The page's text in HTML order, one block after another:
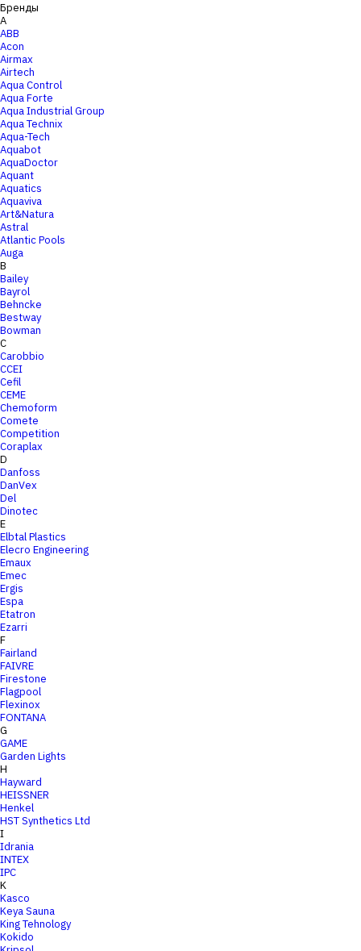
Бренды
A
ABB
Acon
Airmax
Airtech
Aqua Control
Aqua Forte
Aqua Industrial Group
Aqua Technix
Aqua-Tech
Aquabot
AquaDoctor
Aquant
Aquatics
Aquaviva
Art&Natura
Astral
Atlantic Pools
Auga
B
Bailey
Bayrol
Behncke
Bestway
Bowman
C
Carobbio
CCEI
Cefil
CEME
Chemoform
Comete
Competition
Coraplax
D
Danfoss
DanVex
Del
Dinotec
E
Elbtal Plastics
Elecro Engineering
Emaux
Emec
Ergis
Espa
Etatron
Ezarri
F
Fairland
FAIVRE
Firestone
Flagpool
Flexinox
FONTANA
G
GAME
Garden Lights
H
Hayward
HEISSNER
Henkel
HST Synthetics Ltd
I
Idrania
INTEX
IPC
K
Kasco
Keya Sauna
King Tehnology
Kokido